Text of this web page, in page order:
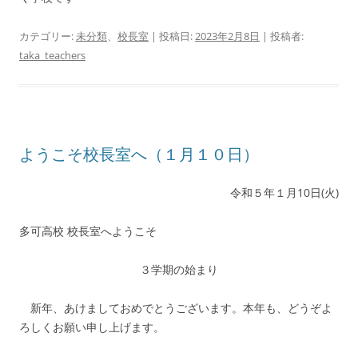
カテゴリー:未分類、 校長室 | 投稿日:2023年2月8日 | 投稿者:
taka_teachers
ようこそ校長室へ（１月１０日）
令和５年１月10日(火)
多可高校 校長室へようこそ
３学期の始まり
新年、あけましておめでとうございます。本年も、どうぞよ
ろしくお願い申し上げます。